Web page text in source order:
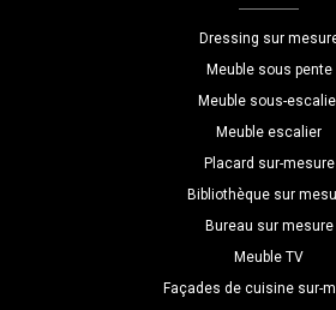
Dressing sur
Meuble sous pente
Meuble sous-
Meuble escalier
Placard sur-mesure
Bibliothèque sur
Bureau sur mesure
Meuble TV
Façades de cuisine sur-